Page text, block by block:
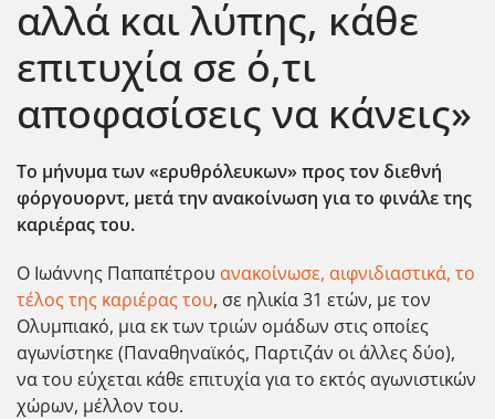
αλλά και λύπης, κάθε
επιτυχία σε ό,τι
αποφασίσεις να κάνεις»
Το μήνυμα των «ερυθρόλευκων» προς τον διεθνή
φόργουορντ, μετά την ανακοίνωση για το φινάλε της
καριέρας του.
Ο Ιωάννης Παπαπέτρου ανακοίνωσε, αιφνιδιαστικά, το
τέλος της καριέρας του, σε ηλικία 31 ετών, με τον
Ολυμπιακό, μια εκ των τριών ομάδων στις οποίες
αγωνίστηκε (Παναθηναϊκός, Παρτιζάν οι άλλες δύο),
να του εύχεται κάθε επιτυχία για το εκτός αγωνιστικών
χώρων, μέλλον του.